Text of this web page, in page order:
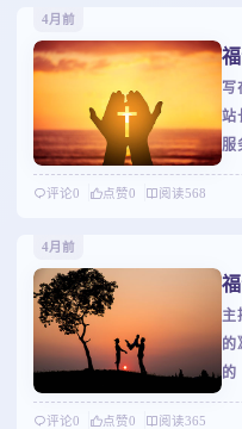
林
等
的
4月前
写
站
服
三
的
沉
播
散
评论0 点赞0 阅读568
4月前
主
的
的
姻
评论0 点赞0 阅读365